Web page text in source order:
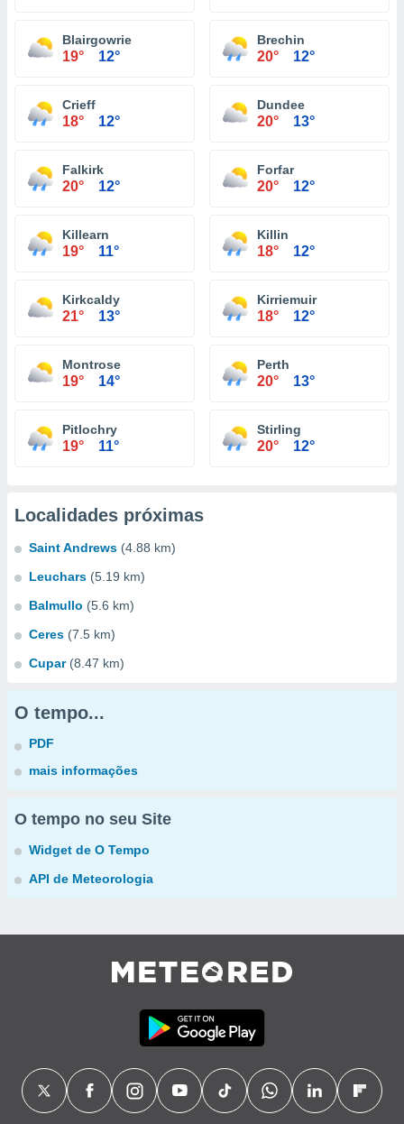
Blairgowrie
19° 12°
Brechin
20° 12°
Crieff
18° 12°
Dundee
20° 13°
Falkirk
20° 12°
Forfar
20° 12°
Killearn
19° 11°
Killin
18° 12°
Kirkcaldy
21° 13°
Kirriemuir
18° 12°
Montrose
19° 14°
Perth
20° 13°
Pitlochry
19° 11°
Stirling
20° 12°
Localidades próximas
Saint Andrews (4.88 km)
Leuchars (5.19 km)
Balmullo (5.6 km)
Ceres (7.5 km)
Cupar (8.47 km)
O tempo...
PDF
mais informações
O tempo no seu Site
Widget de O Tempo
API de Meteorologia